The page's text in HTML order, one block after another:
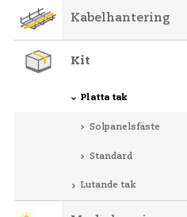
Kabelhantering
Kit
Platta tak
Solpanelsfäste
Standard
Lutande tak